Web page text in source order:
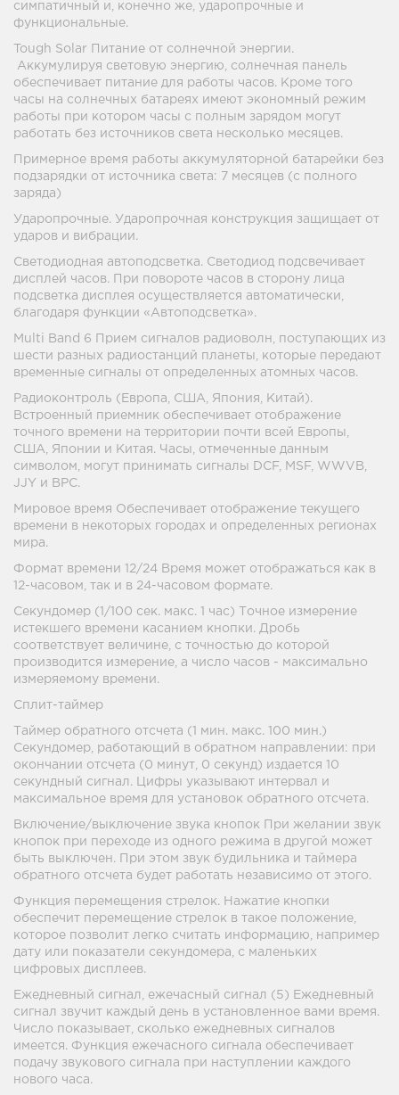
симпатичный и, конечно же, ударопрочные и
функциональные.
Tough Solar Питание от солнечной энергии.
Аккумулируя световую энергию, солнечная панель
обеспечивает питание для работы часов. Кроме того
часы на солнечных батареях имеют экономный режим
работы при котором часы с полным зарядом могут
работать без источников света несколько месяцев.
Примерное время работы аккумуляторной батарейки без
подзарядки от источника света: 7 месяцев (с полного
заряда)
Ударопрочные. Ударопрочная конструкция защищает от
ударов и вибрации.
Светодиодная автоподсветка. Светодиод подсвечивает
дисплей часов. При повороте часов в сторону лица
подсветка дисплея осуществляется автоматически,
благодаря функции «Автоподсветка».
Multi Band 6 Прием сигналов радиоволн, поступающих из
шести разных радиостанций планеты, которые передают
временные сигналы от определенных атомных часов.
Радиоконтроль (Европа, США, Япония, Китай).
Встроенный приемник обеспечивает отображение
точного времени на территории почти всей Европы,
США, Японии и Китая. Часы, отмеченные данным
символом, могут принимать сигналы DCF, MSF, WWVB,
JJY и BPC.
Мировое время Обеспечивает отображение текущего
времени в некоторых городах и определенных регионах
мира.
Формат времени 12/24 Время может отображаться как в
12-часовом, так и в 24-часовом формате.
Секундомер (1/100 сек. макс. 1 час) Точное измерение
истекшего времени касанием кнопки. Дробь
соответствует величине, с точностью до которой
производится измерение, а число часов - максимально
измеряемому времени.
Сплит-таймер
Таймер обратного отсчета (1 мин. макс. 100 мин.)
Секундомер, работающий в обратном направлении: при
окончании отсчета (0 минут, 0 секунд) издается 10
секундный сигнал. Цифры указывают интервал и
максимальное время для установок обратного отсчета.
Включение/выключение звука кнопок При желании звук
кнопок при переходе из одного режима в другой может
быть выключен. При этом звук будильника и таймера
обратного отсчета будет работать независимо от этого.
Функция перемещения стрелок. Нажатие кнопки
обеспечит перемещение стрелок в такое положение,
которое позволит легко считать информацию, например
дату или показатели секундомера, с маленьких
цифровых дисплеев.
Ежедневный сигнал, ежечасный сигнал (5) Ежедневный
сигнал звучит каждый день в установленное вами время.
Число показывает, сколько ежедневных сигналов
имеется. Функция ежечасного сигнала обеспечивает
подачу звукового сигнала при наступлении каждого
нового часа.